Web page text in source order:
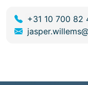
+31 10 700 82